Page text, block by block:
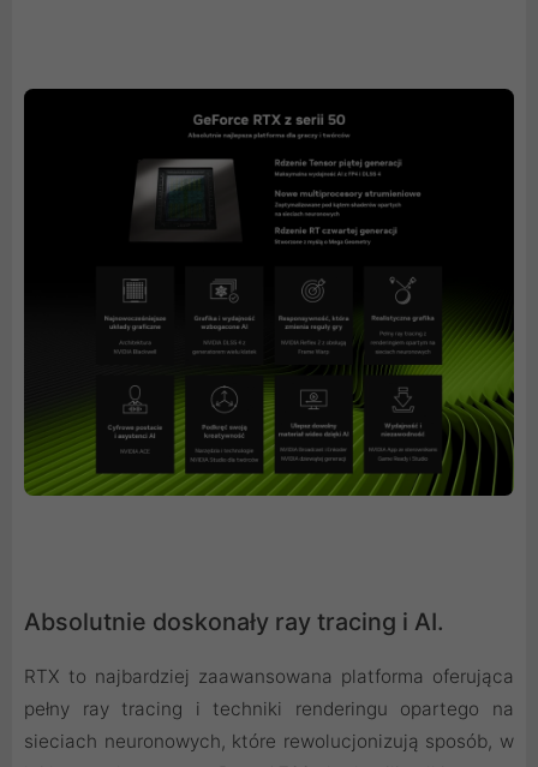
Absolutnie doskonały ray tracing i AI.
RTX to najbardziej zaawansowana platforma oferująca
pełny ray tracing i techniki renderingu opartego na
sieciach neuronowych, które rewolucjonizują sposób, w